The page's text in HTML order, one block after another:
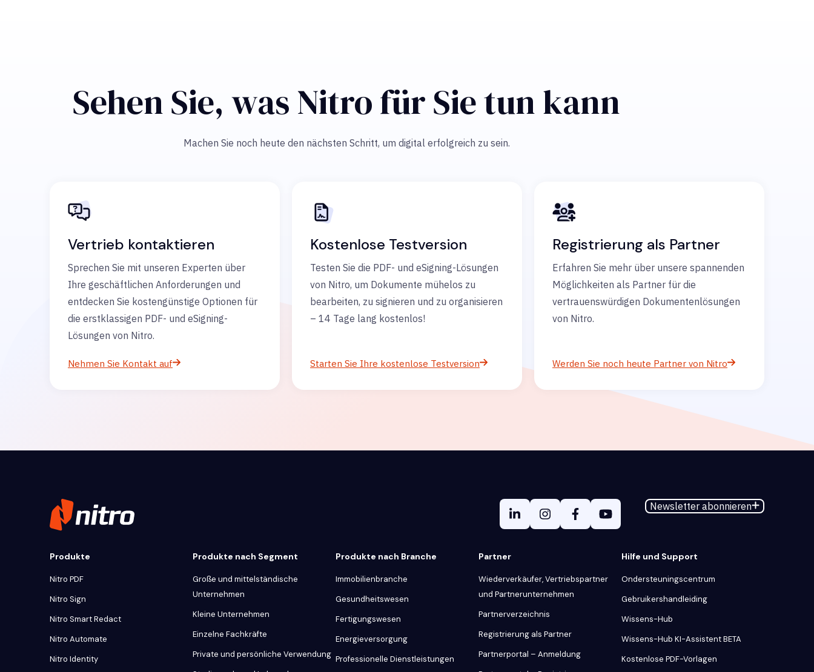
Sehen Sie, was Nitro für Sie tun kann
Machen Sie noch heute den nächsten Schritt, um digital erfolgreich zu sein.
Vertrieb kontaktieren
Sprechen Sie mit unseren Experten über
Ihre geschäftlichen Anforderungen und
entdecken Sie kostengünstige Optionen für
die erstklassigen PDF- und eSigning-
Lösungen von Nitro.
Nehmen Sie Kontakt auf
Kostenlose Testversion
Testen Sie die PDF- und eSigning-Lösungen
von Nitro, um Dokumente mühelos zu
bearbeiten, zu signieren und zu organisieren
– 14 Tage lang kostenlos!
Starten Sie Ihre kostenlose Testversion
Registrierung als Partner
Erfahren Sie mehr über unsere spannenden
Möglichkeiten als Partner für die
vertrauenswürdigen Dokumentenlösungen
von Nitro.
Werden Sie noch heute Partner von Nitro
Newsletter abonnieren
Produkte
Nitro PDF
Nitro Sign
Nitro Smart Redact
Nitro Automate
Nitro Identity
Produkte nach Segment
Große und mittelständische
Unternehmen
Kleine Unternehmen
Einzelne Fachkräfte
Private und persönliche Verwendung
Produkte nach Branche
Immobilienbranche
Gesundheitswesen
Fertigungswesen
Energieversorgung
Professionelle Dienstleistungen
Partner
Wiederverkäufer, Vertriebspartner
und Partnerunternehmen
Partnerverzeichnis
Registrierung als Partner
Partnerportal – Anmeldung
Hilfe und Support
Ondersteuningscentrum
Gebruikershandleiding
Wissens-Hub
Wissens-Hub KI-Assistent BETA
Kostenlose PDF-Vorlagen